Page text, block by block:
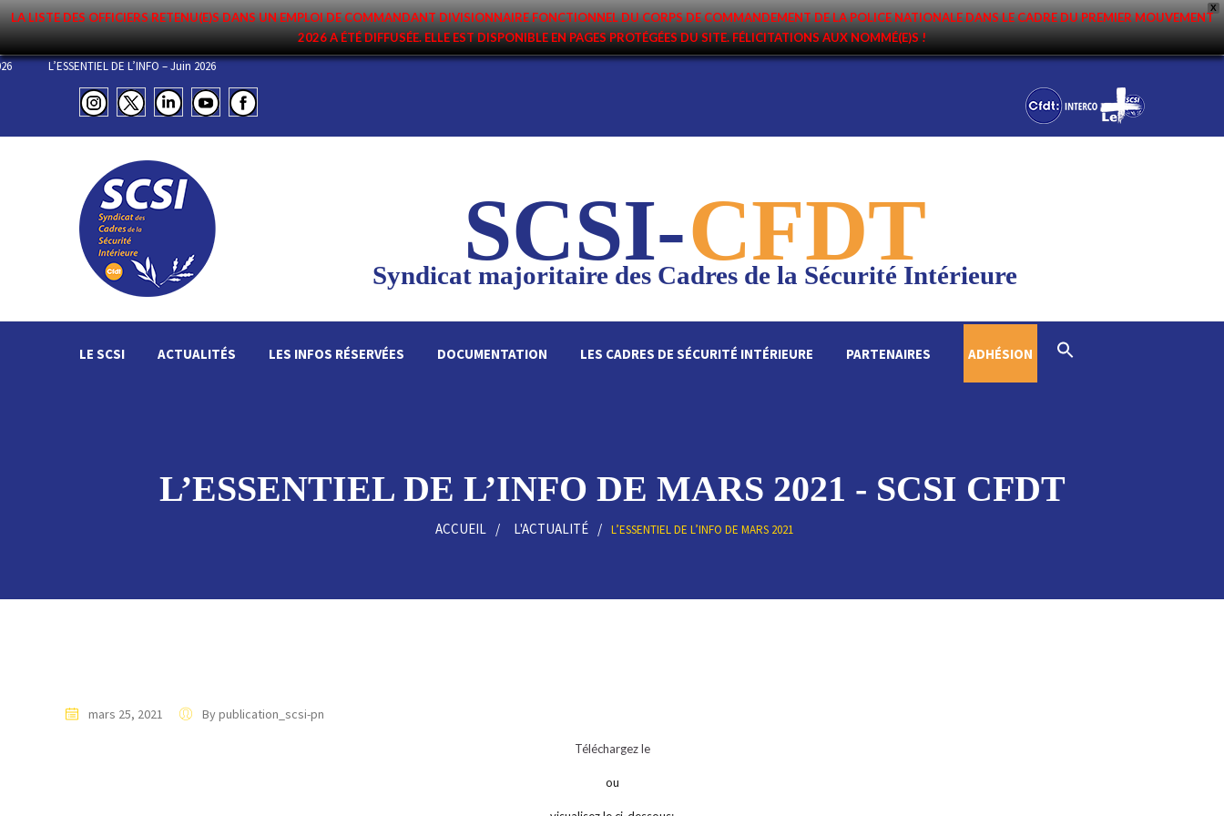
X
LA LISTE DES OFFICIERS RETENU(E)S DANS UN EMPLOI DE COMMANDANT DIVISIONNAIRE FONCTIONNEL DU CORPS DE COMMANDEMENT DE LA POLICE NATIONALE DANS LE CADRE DU PREMIER MOUVEMENT
2026 A ÉTÉ DIFFUSÉE. ELLE EST DISPONIBLE EN PAGES PROTÉGÉES DU SITE. FÉLICITATIONS AUX NOMMÉ(E)S !
DU 3 JUILLET 2026 L’ESSENTIEL DE L’INFO – Juin 2026
SCSI-CFDT
Syndicat majoritaire des Cadres de la Sécurité Intérieure
LE SCSI ACTUALITÉS LES INFOS RÉSERVÉES DOCUMENTATION LES CADRES DE SÉCURITÉ INTÉRIEURE PARTENAIRES ADHÉSION
L’ESSENTIEL DE L’INFO DE MARS 2021 - SCSI CFDT
ACCUEIL L'ACTUALITÉ L’ESSENTIEL DE L’INFO DE MARS 2021
mars 25, 2021 By publication_scsi-pn
Téléchargez le
ou